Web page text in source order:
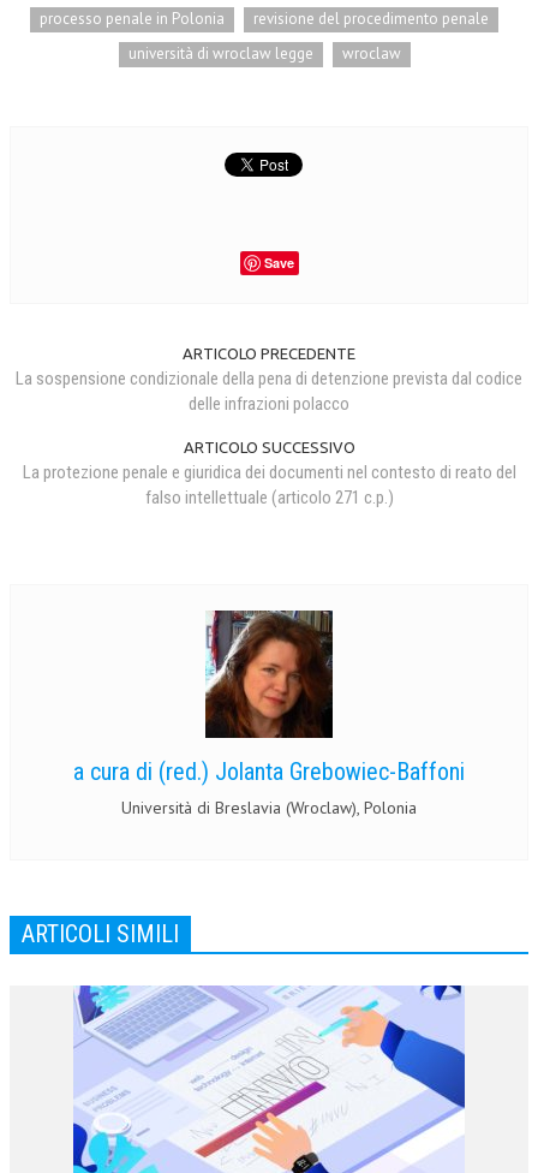
processo penale in Polonia
revisione del procedimento penale
università di wroclaw legge
wroclaw
Save
ARTICOLO PRECEDENTE
La sospensione condizionale della pena di detenzione prevista dal codice
delle infrazioni polacco
ARTICOLO SUCCESSIVO
La protezione penale e giuridica dei documenti nel contesto di reato del
falso intellettuale (articolo 271 c.p.)
a cura di (red.) Jolanta Grebowiec-Baffoni
Università di Breslavia (Wroclaw), Polonia
ARTICOLI SIMILI